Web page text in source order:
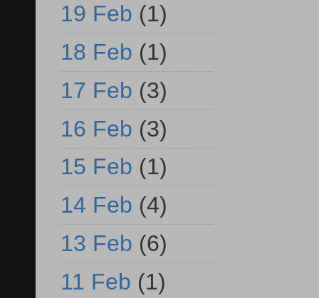
19 Feb (1)
18 Feb (1)
17 Feb (3)
16 Feb (3)
15 Feb (1)
14 Feb (4)
13 Feb (6)
11 Feb (1)